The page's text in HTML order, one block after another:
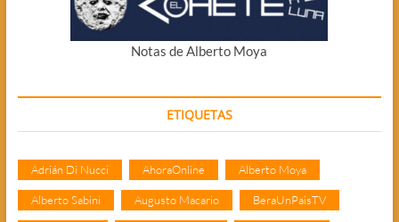
Notas de Alberto Moya
ETIQUETAS
Adrián Di Nucci AhoraOnline Alberto Moya
Alberto Sabini Augusto Macario BeraUnPaisTV